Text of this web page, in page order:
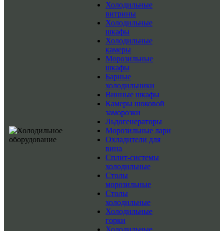
Холодильные
витрины
Холодильные
шкафы
Холодильные
камеры
Морозильные
шкафы
Барные
холодильники
Винные шкафы
Камеры шоковой
заморозки
Льдогенераторы
Морозильные лари
Охладители для
вина
Сплит-системы
холодильные
Столы
морозильные
Столы
холодильные
Холодильные
горки
Холодильные